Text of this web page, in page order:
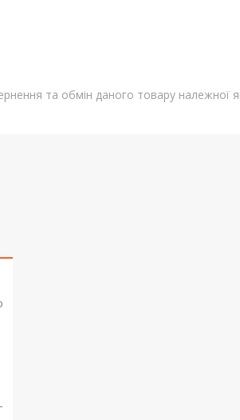
та обмін даного товару належної